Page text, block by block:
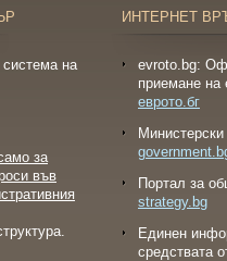
на
за
във
ИНТЕРНЕТ
evroto.bg:
приемане на
еврото.бг
Портал за
strategy.bg
Eдинен
средствата